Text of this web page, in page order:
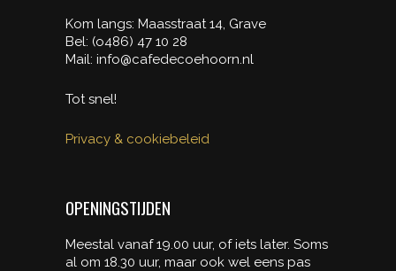
Kom langs: Maasstraat 14, Grave
Bel: (o486) 47 10 28
Mail: info@cafedecoehoorn.nl
Tot snel!
Privacy & cookiebeleid
OPENINGSTIJDEN
Meestal vanaf 19.00 uur, of iets later. Soms
al om 18.30 uur, maar ook wel eens pas